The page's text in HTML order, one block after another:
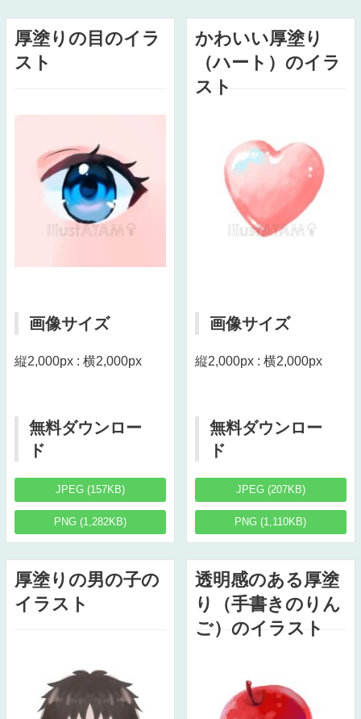
厚塗りの目のイラ
スト
画像サイズ
縦2,000px : 横2,000px
無料ダウンロー
ド
JPEG (157KB)
PNG (1,282KB)
かわいい厚塗り
（ハート）のイラ
スト
画像サイズ
縦2,000px : 横2,000px
無料ダウンロー
ド
JPEG (207KB)
PNG (1,110KB)
厚塗りの男の子の
イラスト
透明感のある厚塗
り（手書きのりん
ご）のイラスト